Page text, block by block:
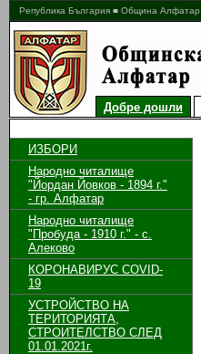
Република България ■ Община Алфатар
Добре дошли
ИЗБОРИ
Народно читалище
"Йордан Йовков - 1894 г."
- гр. Алфатар
Народно читалище
"Пробуда - 1910 г." - с.
Алеково
КОРОНАВИРУС COVID-
19
УСТРОЙСТВО НА
ТЕРИТОРИЯТА,
СТРОИТЕЛСТВО СЛЕД
01.01.2021г.